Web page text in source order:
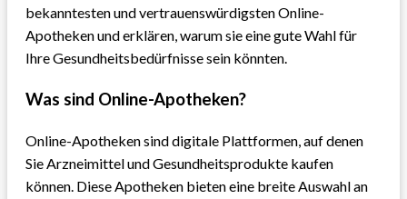
bekanntesten und vertrauenswürdigsten Online-
Apotheken und erklären, warum sie eine gute Wahl für
Ihre Gesundheitsbedürfnisse sein könnten.
Was sind Online-Apotheken?
Online-Apotheken sind digitale Plattformen, auf denen
Sie Arzneimittel und Gesundheitsprodukte kaufen
können. Diese Apotheken bieten eine breite Auswahl an